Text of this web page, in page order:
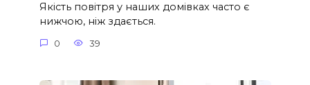
Якість повітря у наших домівках часто є
нижчою, ніж здається.
0 39